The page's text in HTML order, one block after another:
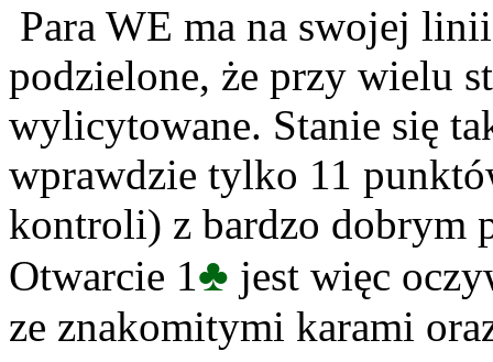
Para WE ma na swojej
podzielone, że przy wielu
wylicytowane. Stanie się
wprawdzie tylko 11
kontroli) z bardzo dobrym
Otwarcie 1 ♣ jest więc
ze znakomitymi karami